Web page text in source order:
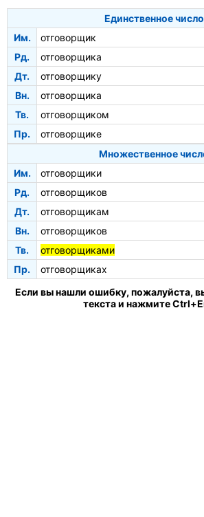
Единственное число
Им.
отговорщик
Рд.
отговорщика
Дт.
отговорщику
Вн.
отговорщика
Тв.
отговорщиком
Пр.
отговорщике
Множественное
Им.
отговорщики
Рд.
отговорщиков
Дт.
отговорщикам
Вн.
отговорщиков
Тв.
отговорщиками
Пр.
отговорщиках
Если вы нашли ошибку, пожалуйста,
текста и нажмите